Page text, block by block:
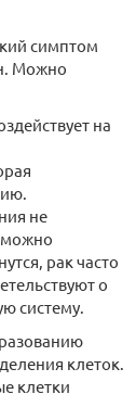
симптом
Можно
на
не
можно
рак часто
о
систему.
клеток.
клетки